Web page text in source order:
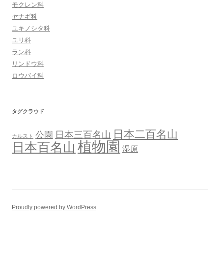
モクレン科
ヤナギ科
ユキノシタ科
ユリ科
ラン科
リンドウ科
ロウバイ科
タグクラウド
カルスト 公園 日本三百名山 日本二百名山
日本百名山 植物園 湿原
Proudly powered by WordPress